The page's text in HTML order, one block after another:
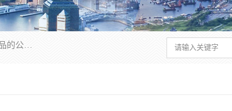
山东华钰金属材料有限公司是一家经营各种不锈钢管材、板材、圆钢、法兰、封头、型材等产品的公司；主营产品有：不锈钢管，激光切割，管件标准件，不锈钢圆钢，不锈钢人孔，不锈钢亮管，不锈钢角钢，不锈钢加工，不锈钢管子，不锈钢工业方管，不锈钢封头，不锈钢法兰，不锈钢阀门，不锈钢槽钢，不锈钢扁钢，不锈钢板等；可为客户制作各种规格的型材及不锈钢配件、非标准件及各种容器具等，能满足客户的不同采购要求。